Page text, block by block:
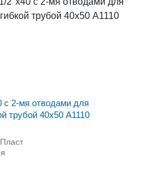
2-мя отводами для
трубой 40х50 А1110